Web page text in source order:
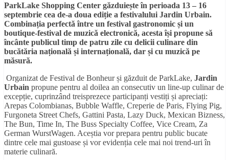
ParkLake Shopping Center găzduiește în perioada 13 – 16
septembrie cea de-a doua ediție a festivalului Jardin Urbain.
Combinația perfectă între un festival gastronomic și un
boutique-festival de muzică electronică, acesta își propune să
încânte publicul timp de patru zile cu delicii culinare din
bucătăria națională și internațională, dar și cu muzică pe
măsură.
Organizat de Festival de Bonheur și găzduit de ParkLake, Jardin
Urbain propune pentru al doilea an consecutiv un line-up culinar de
excepție, cuprinzând treisprezece participanți vestiți și apreciați:
Arepas Colombianas, Bubble Waffle, Creperie de Paris, Flying Pig,
Furgoneta Street Chefs, Gattini Pasta, Lazy Duck, Mexican Bizness,
The Bun, Time In, The Buss Specialty Coffee, Vice Cream, Za
German WurstWagen. Aceștia vor prepara pentru public bucate
dintre cele mai gustoase și vor evidenția cele mai noi trend-uri în
materie culinară.